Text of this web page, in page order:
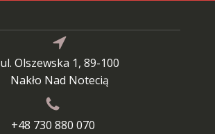
ul. Olszewska 1, 89-100
Nakło Nad Notecią
+48 730 880 070